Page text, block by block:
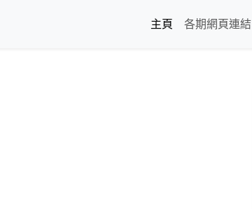
主頁
各期網頁連結